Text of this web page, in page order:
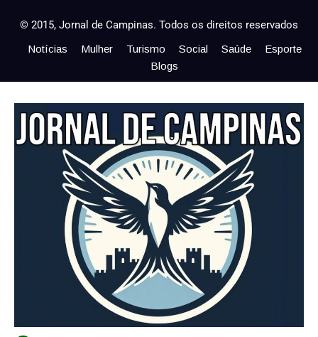
© 2015, Jornal de Campinas. Todos os direitos reservados
Notícias Mulher Turismo Social Saúde
Esporte
Blogs